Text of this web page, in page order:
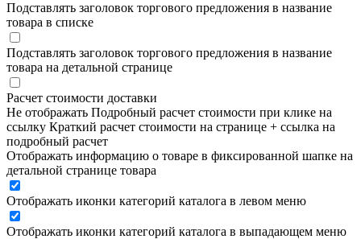
Подставлять заголовок торгового предложения в название
товара в списке
Подставлять заголовок торгового предложения в название
товара на детальной странице
Расчет стоимости доставки
Не отображать Подробный расчет стоимости при клике на
ссылку Краткий расчет стоимости на странице + ссылка на
подробный расчет
Отображать информацию о товаре в фиксированной шапке на
детальной странице товара
Отображать иконки категорий каталога в левом меню
Отображать иконки категорий каталога в выпадающем меню